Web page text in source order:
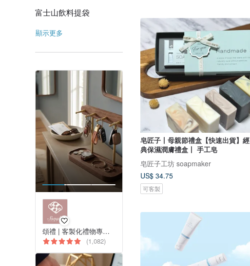
富士山飲料提袋
顯示更多
頌禮 | 客製化禮物專門店
(1,082)
皂匠子丨母親節禮盒【快速出貨】經
典保濕潤膚禮盒丨 手工皂
皂匠子工坊 soapmaker
US$ 34.75
可客製